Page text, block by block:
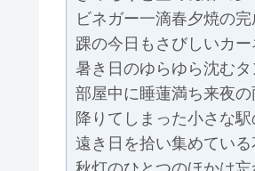
ビネガー一滴春夕焼の完
踝の今日もさびしいカ
暑き日のゆらゆら沈む
部屋中に睡蓮満ち来夜の
降りてしまった小さな
遠き日を拾い集めている